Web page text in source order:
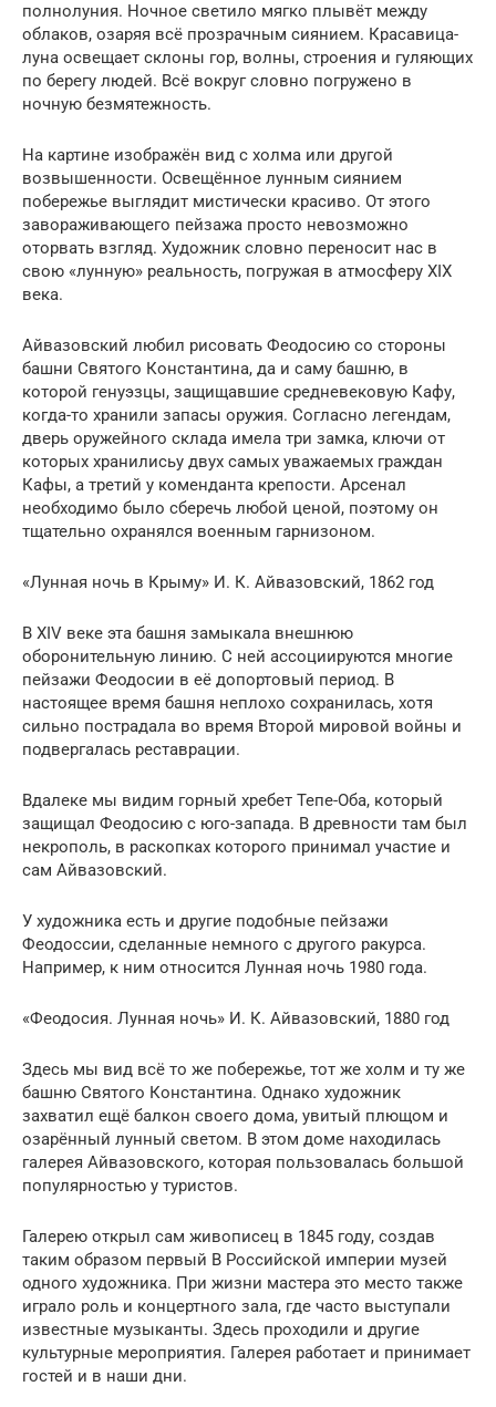
полнолуния. Ночное светило мягко плывёт между
облаков, озаряя всё прозрачным сиянием. Красавица-
луна освещает склоны гор, волны, строения и гуляющих
по берегу людей. Всё вокруг словно погружено в
ночную безмятежность.
На картине изображён вид с холма или другой
возвышенности. Освещённое лунным сиянием
побережье выглядит мистически красиво. От этого
завораживающего пейзажа просто невозможно
оторвать взгляд. Художник словно переносит нас в
свою «лунную» реальность, погружая в атмосферу XIX
века.
Айвазовский любил рисовать Феодосию со стороны
башни Святого Константина, да и саму башню, в
которой генуэзцы, защищавшие средневековую Кафу,
когда-то хранили запасы оружия. Согласно легендам,
дверь оружейного склада имела три замка, ключи от
которых хранилисьу двух самых уважаемых граждан
Кафы, а третий у коменданта крепости. Арсенал
необходимо было сберечь любой ценой, поэтому он
тщательно охранялся военным гарнизоном.
«Лунная ночь в Крыму» И. К. Айвазовский, 1862 год
В XIV веке эта башня замыкала внешнюю
оборонительную линию. С ней ассоциируются многие
пейзажи Феодосии в её допортовый период. В
настоящее время башня неплохо сохранилась, хотя
сильно пострадала во время Второй мировой войны и
подвергалась реставрации.
Вдалеке мы видим горный хребет Тепе-Оба, который
защищал Феодосию с юго-запада. В древности там был
некрополь, в раскопках которого принимал участие и
сам Айвазовский.
У художника есть и другие подобные пейзажи
Феодоссии, сделанные немного с другого ракурса.
Например, к ним относится Лунная ночь 1980 года.
«Феодосия. Лунная ночь» И. К. Айвазовский, 1880 год
Здесь мы вид всё то же побережье, тот же холм и ту же
башню Святого Константина. Однако художник
захватил ещё балкон своего дома, увитый плющом и
озарённый лунный светом. В этом доме находилась
галерея Айвазовского, которая пользовалась большой
популярностью у туристов.
Галерею открыл сам живописец в 1845 году, создав
таким образом первый В Российской империи музей
одного художника. При жизни мастера это место также
играло роль и концертного зала, где часто выступали
известные музыканты. Здесь проходили и другие
культурные мероприятия. Галерея работает и принимает
гостей и в наши дни.